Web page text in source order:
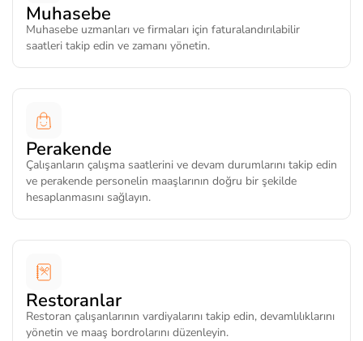
Muhasebe
Muhasebe uzmanları ve firmaları için faturalandırılabilir
saatleri takip edin ve zamanı yönetin.
Perakende
Çalışanların çalışma saatlerini ve devam durumlarını takip edin
ve perakende personelin maaşlarının doğru bir şekilde
hesaplanmasını sağlayın.
Restoranlar
Restoran çalışanlarının vardiyalarını takip edin, devamlılıklarını
yönetin ve maaş bordrolarını düzenleyin.